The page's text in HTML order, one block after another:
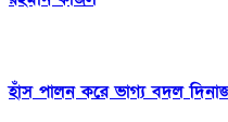
হাঁস পালন করে ভাগ্য বদল